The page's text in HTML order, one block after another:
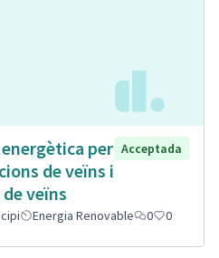
per
de veïns i
veïns
Acceptada
Energia Renovable 0 0